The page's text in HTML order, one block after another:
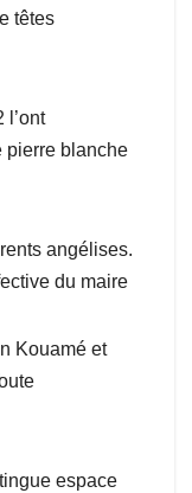
têtes
l’ont
pierre blanche
angélises.
du maire
Kouamé et
espace